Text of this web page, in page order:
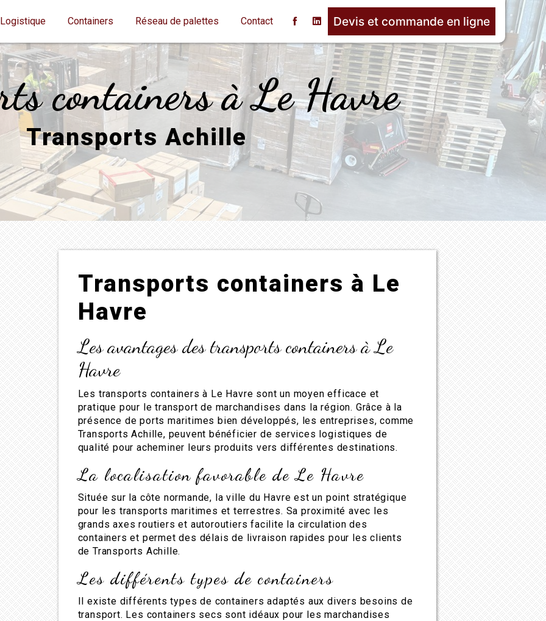
Logistique Containers Réseau de palettes Contact Devis et commande en ligne
containers à Le Havre
Transports Achille
Transports containers à Le
Havre
Les avantages des transports containers à Le
Havre
Les transports containers à Le Havre sont un moyen efficace et
pratique pour le transport de marchandises dans la région. Grâce à la
présence de ports maritimes bien développés, les entreprises, comme
Transports Achille, peuvent bénéficier de services logistiques de
qualité pour acheminer leurs produits vers différentes destinations.
La localisation favorable de Le Havre
Située sur la côte normande, la ville du Havre est un point stratégique
pour les transports maritimes et terrestres. Sa proximité avec les
grands axes routiers et autoroutiers facilite la circulation des
containers et permet des délais de livraison rapides pour les clients
de Transports Achille.
Les différents types de containers
Il existe différents types de containers adaptés aux divers besoins de
transport. Les containers secs sont idéaux pour les marchandises